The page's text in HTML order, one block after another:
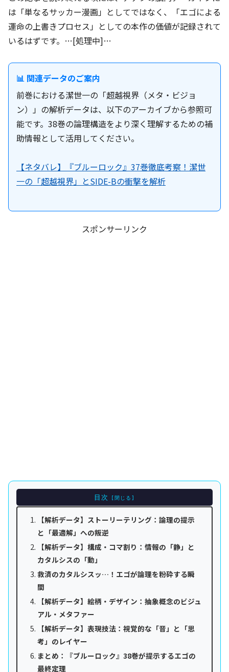
は「単なるサッカー漫画」としてではなく、「エゴによる
運命の上書きプロセス」としての本作の価値が記録されて
いるはずです。…[処理中]…
📊 関連データのご案内
前巻における潔世一の「超越視界（メタ・ビジョ
ン）」の解析データは、以下のアーカイブから参照可
能です。38巻の論理構造をより深く理解するための補
助情報として活用してください。
【ネタバレ】『ブルーロック』37巻徹底考察！潔世
一の「超越視界」とSIDE-Bの衝撃を解析
スポンサーリンク
目次
【解析データ】ストーリーテリング：論理の提示
と「最適解」への叛逆
【解析データ】構成・コマ割り：情報の「静」と
カタルシスの「動」
救済のカタルシスッ…！エゴが論理を粉砕する瞬
間
【解析データ】絵柄・デザイン：抽象概念のビジュ
アル・メタファー
【解析データ】表現技法：視覚的な「音」と「思
考」のレイヤー
まとめ：『ブルーロック』38巻が提示するエゴの
最終定理